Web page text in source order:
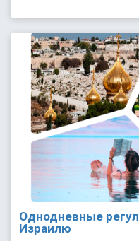
Однодневные
Израилю